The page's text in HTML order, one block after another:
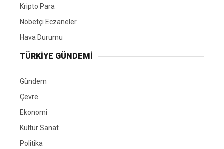
Kripto Para
Nöbetçi Eczaneler
Hava Durumu
TÜRKIYE GÜNDEMI
Gündem
Çevre
Ekonomi
Kültür Sanat
Politika